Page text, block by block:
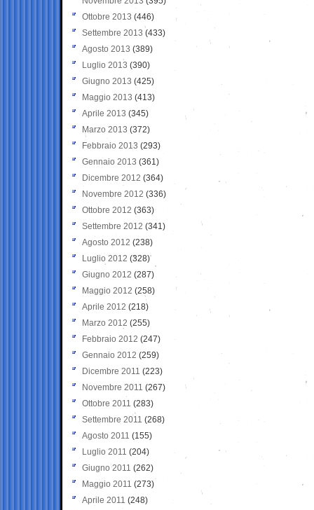
Ottobre 2013 (446)
Settembre 2013 (433)
Agosto 2013 (389)
Luglio 2013 (390)
Giugno 2013 (425)
Maggio 2013 (413)
Aprile 2013 (345)
Marzo 2013 (372)
Febbraio 2013 (293)
Gennaio 2013 (361)
Dicembre 2012 (364)
Novembre 2012 (336)
Ottobre 2012 (363)
Settembre 2012 (341)
Agosto 2012 (238)
Luglio 2012 (328)
Giugno 2012 (287)
Maggio 2012 (258)
Aprile 2012 (218)
Marzo 2012 (255)
Febbraio 2012 (247)
Gennaio 2012 (259)
Dicembre 2011 (223)
Novembre 2011 (267)
Ottobre 2011 (283)
Settembre 2011 (268)
Agosto 2011 (155)
Luglio 2011 (204)
Giugno 2011 (262)
Maggio 2011 (273)
Aprile 2011 (248)